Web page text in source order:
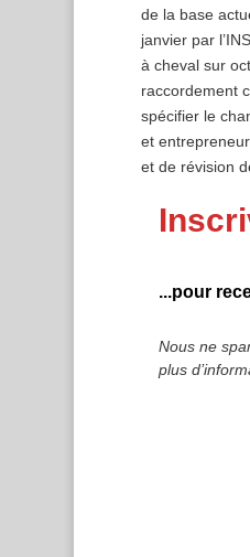
de la base
janvier par
à cheval sur
raccordement
spécifier le
et
et de révision
...pour
Nous ne
plus